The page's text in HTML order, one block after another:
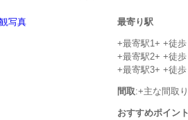
最寄り駅
+最寄駅1+ +徒
+最寄駅2+ +徒
+最寄駅3+ +徒
間取:+主な間取
おすすめポイン